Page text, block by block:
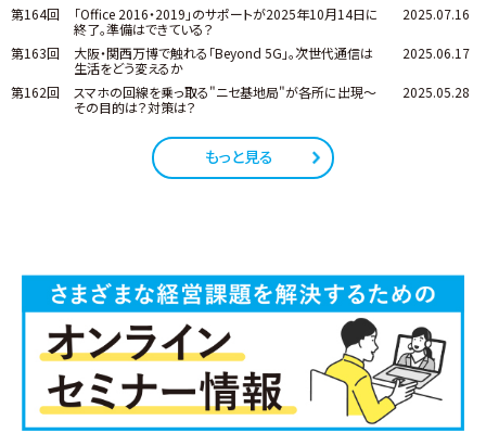
第164回
「Office 2016・2019」のサポートが2025年10月14日に
終了。準備はできている？
2025.07.16
第163回
大阪・関西万博で触れる「Beyond 5G」。次世代通信は
生活をどう変えるか
2025.06.17
第162回
スマホの回線を乗っ取る"ニセ基地局"が各所に出現～
その目的は？対策は？
2025.05.28
もっと見る